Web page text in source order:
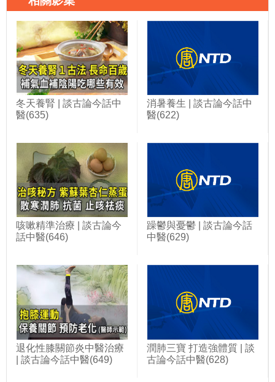
冬天養腎 | 談古論今話中
醫(635)
消暑養生 | 談古論今話中
醫(622)
咳嗽精準治療 | 談古論今
話中醫(646)
躁鬱與憂鬱 | 談古論今話
中醫(629)
退化性膝關節炎中醫治療
| 談古論今話中醫(649)
潤肺三寶 打造強體質 | 談
古論今話中醫(628)